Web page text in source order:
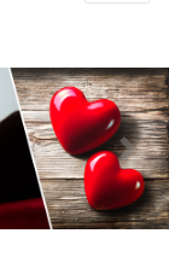
Next